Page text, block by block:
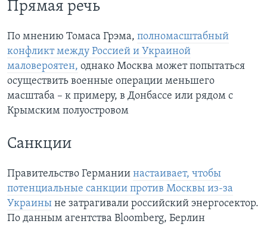
Прямая речь
По мнению Томаса Грэма, полномасштабный
конфликт между Россией и Украиной
маловероятен, однако Москва может попытаться
осуществить военные операции меньшего
масштаба – к примеру, в Донбассе или рядом с
Крымским полуостровом
Санкции
Правительство Германии настаивает, чтобы
потенциальные санкции против Москвы из-за
Украины не затрагивали российский энергосектор.
По данным агентства Bloomberg, Берлин